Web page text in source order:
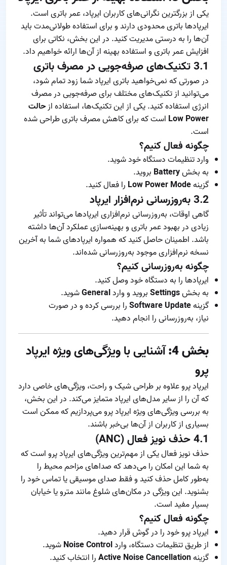
یکی از بزرگترین نگرانی‌های کاربران ایرپاد، عمر باتری است.
ایرپادها باتری محدودی دارند و برای استفاده طولانی‌مدت باید
آن‌ها را به درستی مدیریت کنید. در این بخش، نکاتی برای
افزایش عمر باتری و استفاده بهینه از آن‌ها ارائه خواهیم داد.
3.1تکنیک‌های صرفه‌جویی در مصرف باتری
در صورتی که نمی‌خواهید باتری ایرپاد شما زود تمام شود،
می‌توانید از تکنیک‌های مختلف برای صرفه‌جویی در مصرف
انرژی استفاده کنید. یکی از این تکنیک‌ها، استفاده ازحالت
Low Power است که برای کاهش مصرف باتری طراحی شده
است.
چگونه فعال کنیم؟
وارد تنظیمات دستگاه خود شوید.
به بخشBattery بروید.
گزینهLow Power Mode را فعال کنید.
3.2به‌روزرسانی نرم‌افزار ایرپاد
گاهی اوقات، به‌روزرسانی نرم‌افزاری ایرپادها می‌تواند تأثیر
زیادی در بهبود عمر باتری و بهینه‌سازی عملکرد آن‌ها داشته
باشد. اطمینان حاصل کنید که همواره ایرپادهای شما به آخرین
نسخه نرم‌افزاری موجود به‌روزرسانی شده‌اند.
چگونه به‌روزرسانی کنیم؟
ایرپادها را به دستگاه خود وصل کنید.
به بخشSettingsبروید و واردGeneralشوید.
گزینهSoftware Updateرا بررسی کرده و در صورت
نیاز، به‌روزرسانی را انجام دهید.
بخش 4:
آشنایی با ویژگی‌های ویژه ایرپاد
پرو
ایرپاد پرو علاوه بر طراحی شیک و راحت، ویژگی‌های خاصی دارد
که آن را از سایر مدل‌های ایرپاد متمایز می‌کند. در این بخش،
به بررسی ویژگی‌های ویژه ایرپاد پرو می‌پردازیم که ممکن است
بسیاری از کاربران از آن‌ها بی‌خبر باشند.
4.1حذف نویز فعال (ANC)
حذف نویز فعال یکی از مهم‌ترین ویژگی‌های ایرپاد پرو است که
به شما این امکان را می‌دهد که صداهای مزاحم محیط را
به‌طور کامل حذف کنید و فقط صدای موسیقی یا تماس خود را
بشنوید. این ویژگی در مکان‌های شلوغ مانند مترو یا خیابان
بسیار مفید است.
چگونه فعال کنیم؟
ایرپاد پرو خود را در گوش قرار دهید.
از طریق تنظیمات دستگاه، واردNoise Controlشوید.
گزینهActive Noise Cancellationرا انتخاب کنید.